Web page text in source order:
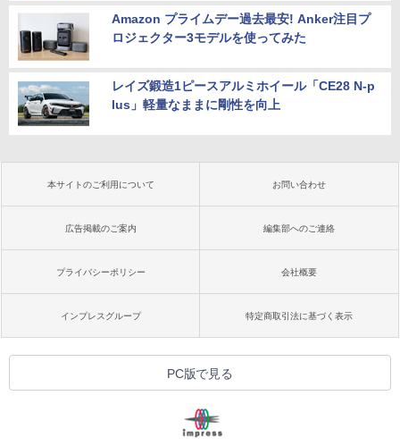
Amazon プライムデー過去最安! Anker注目プ
ロジェクター3モデルを使ってみた
レイズ鍛造1ピースアルミホイール「CE28 N-p
lus」軽量なままに剛性を向上
本サイトのご利用について お問い合わせ
広告掲載のご案内 編集部へのご連絡
プライバシーポリシー 会社概要
インプレスグループ 特定商取引法に基づく表示
PC版で見る